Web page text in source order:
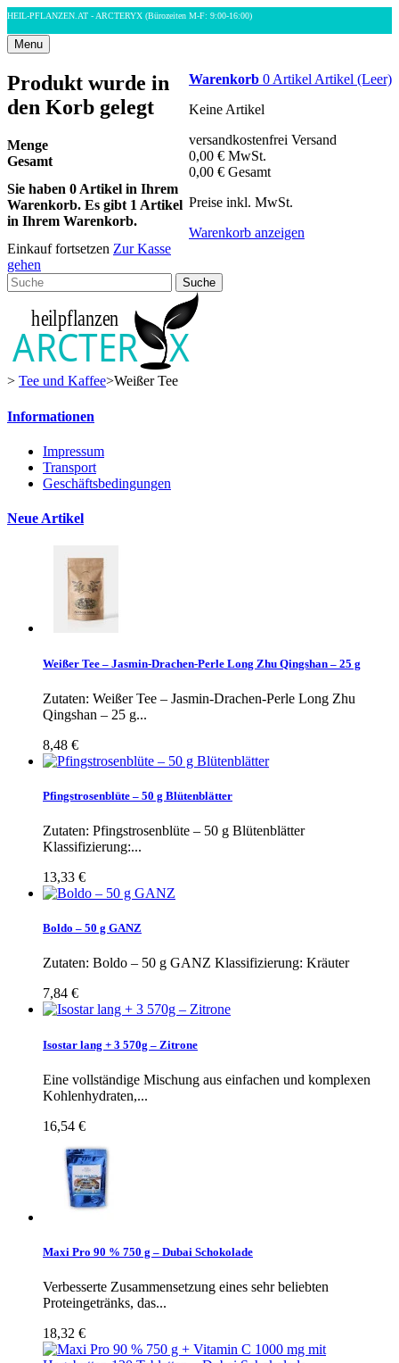
HEIL-PFLANZEN.AT - ARCTERYX (Bürozeiten M-F: 9:00-16:00)
Menu
Warenkorb 0 Artikel Artikel (Leer)
Keine Artikel
versandkostenfrei Versand
0,00 € MwSt.
0,00 € Gesamt
Preise inkl. MwSt.
Warenkorb anzeigen
Produkt wurde in
den Korb gelegt
Menge
Gesamt
Sie haben 0 Artikel in Ihrem
Warenkorb. Es gibt 1 Artikel
in Ihrem Warenkorb.
Einkauf fortsetzen Zur Kasse
gehen
Suche
> Tee und Kaffee>Weißer Tee
Informationen
Impressum
Transport
Geschäftsbedingungen
Neue Artikel
Weißer Tee – Jasmin-Drachen-Perle Long Zhu Qingshan – 25 g
Zutaten: Weißer Tee – Jasmin-Drachen-Perle Long Zhu
Qingshan – 25 g...
8,48 €
Pfingstrosenblüte – 50 g Blütenblätter
Zutaten: Pfingstrosenblüte – 50 g Blütenblätter
Klassifizierung:...
13,33 €
Boldo – 50 g GANZ
Zutaten: Boldo – 50 g GANZ Klassifizierung: Kräuter
7,84 €
Isostar lang + 3 570g – Zitrone
Eine vollständige Mischung aus einfachen und komplexen
Kohlenhydraten,...
16,54 €
Maxi Pro 90 % 750 g – Dubai Schokolade
Verbesserte Zusammensetzung eines sehr beliebten
Proteingetränks, das...
18,32 €